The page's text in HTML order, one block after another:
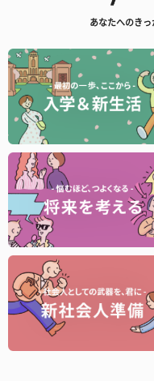
あなたへのき